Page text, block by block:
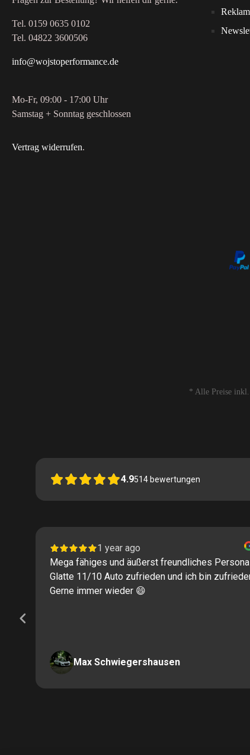
Tel. 0159 0635 0102
Tel. 04822 3600506
info@wojstoperformance.de
Mo-Fr, 09:00 - 17:00 Uhr
Samstag + Sonntag geschlossen
Vertrag widerrufen.
* Alle Preise inkl.
4.9514 bewertungen
1 year ago
Mega fähiges und äußerst freundliches
Glatte 11/10 Auto zufrieden und ich bin
Gerne immer wieder 😄
Max Schwiegershausen